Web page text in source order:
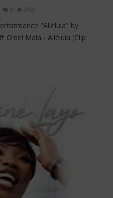
0 296
"Alléluia" by
O'nel Mala - Alléluia (Clip